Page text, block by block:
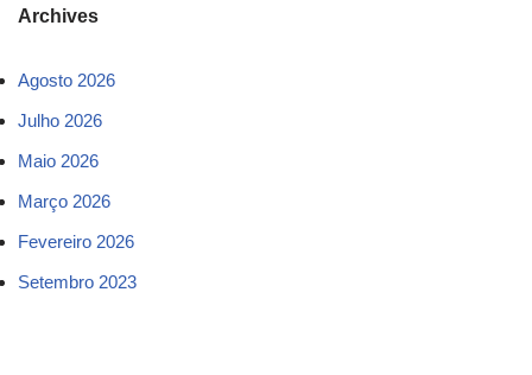
Archives
Agosto 2026
Julho 2026
Maio 2026
Março 2026
Fevereiro 2026
Setembro 2023